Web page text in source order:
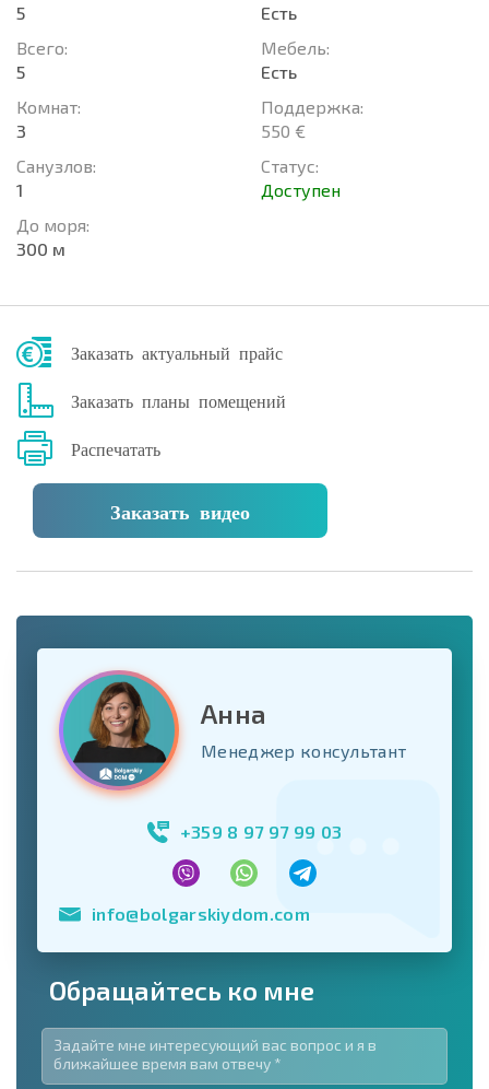
5
Всего:
5
Комнат:
3
Санузлов:
1
До моря:
300 м
Есть
Мебель:
Есть
Поддержка:
550 €
Статус:
Доступен
Заказать актуальный прайс
Заказать планы помещений
Распечатать
Заказать видео
Анна
Менеджер консультант
+359 8 97 97 99 03
info@bolgarskiydom.com
Обращайтесь ко мне